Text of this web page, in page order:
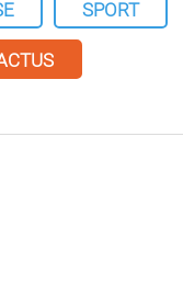
SPORT